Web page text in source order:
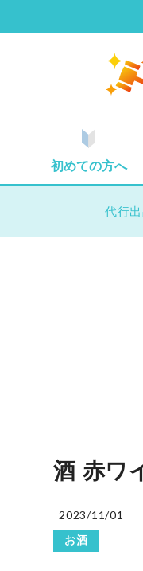
初めての方へ
代行
酒 赤ワ
2023/11/01
お酒